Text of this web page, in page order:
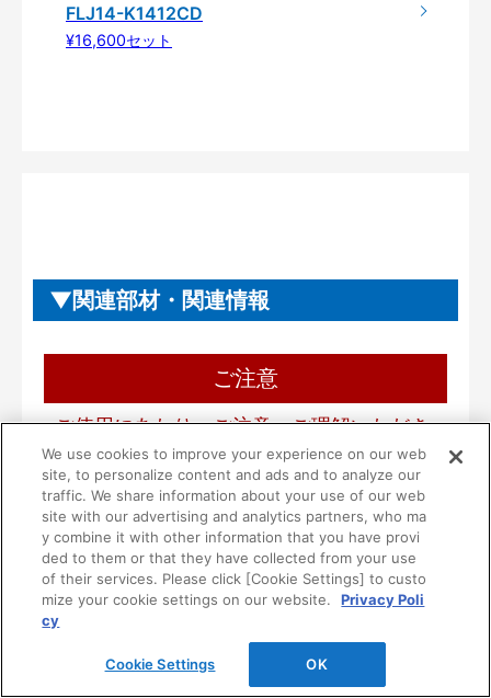
FLJ14-K1412CD
¥16,600セット
関連部材・関連情報
ご注意
ご使用にあたり、ご注意・ご理解いただき
たいこと
■本製品は一般住宅用として設計されています。
病院等の不特定多数の方が使用される場所には使
用しないでください。
■一般家庭用品を収納する製品です。ただし、次の
ような危険な物は収納しないでください。
１）油やシンナーなどの可燃物や薬品
２）耐荷重以下のものであっても、鉄アレイ等の
過度に重い物
We use cookies to improve your experience on our web
site, to personalize content and ads and to analyze our
traffic. We share information about your use of our web
site with our advertising and analytics partners, who ma
y combine it with other information that you have provi
ded to them or that they have collected from your use
of their services. Please click [Cookie Settings] to custo
mize your cookie settings on our website.
Privacy Poli
cy
Cookie Settings OK